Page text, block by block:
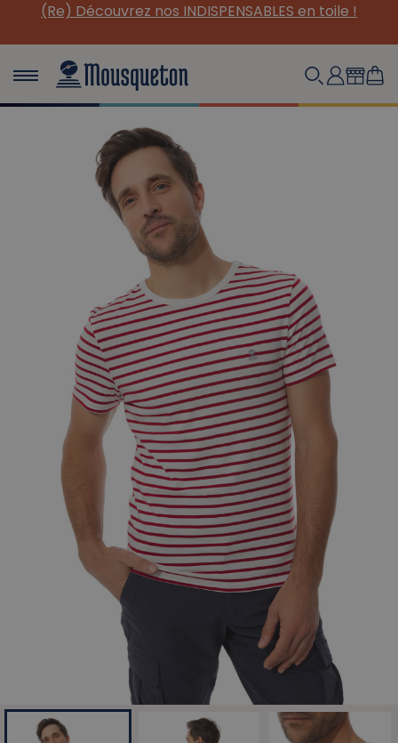
(Re) Découvrez nos INDISPENSABLES en toile !